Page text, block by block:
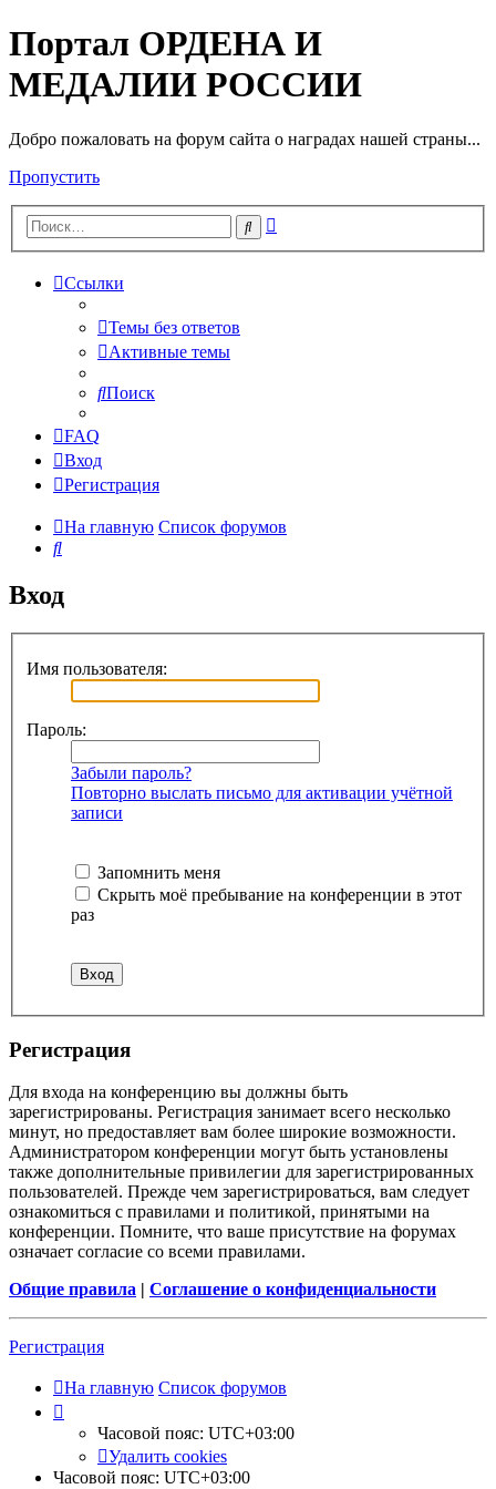
Портал ОРДЕНА И
МЕДАЛИИ РОССИИ
Добро пожаловать на форум сайта о наградах нашей страны...
Пропустить
Поиск
Ссылки
Темы без ответов
Активные темы
Поиск
FAQ
Вход
Регистрация
На главную Список форумов
Поиск
Вход
Имя пользователя:
Пароль:
Забыли пароль?
Повторно выслать письмо для активации учётной
записи
Запомнить меня
Скрыть моё пребывание на конференции в этот
раз
Регистрация
Для входа на конференцию вы должны быть
зарегистрированы. Регистрация занимает всего несколько
минут, но предоставляет вам более широкие возможности.
Администратором конференции могут быть установлены
также дополнительные привилегии для зарегистрированных
пользователей. Прежде чем зарегистрироваться, вам следует
ознакомиться с правилами и политикой, принятыми на
конференции. Помните, что ваше присутствие на форумах
означает согласие со всеми правилами.
Общие правила | Соглашение о конфиденциальности
Регистрация
На главную Список форумов
Часовой пояс: UTC+03:00
Удалить cookies
Часовой пояс: UTC+03:00